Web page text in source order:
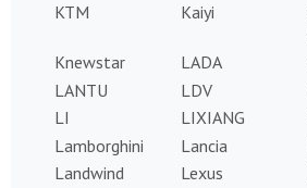
KTM
Kaiyi
Knewstar
LADA
LANTU
LDV
LI
LIXIANG
Lamborghini
Lancia
Landwind
Lexus